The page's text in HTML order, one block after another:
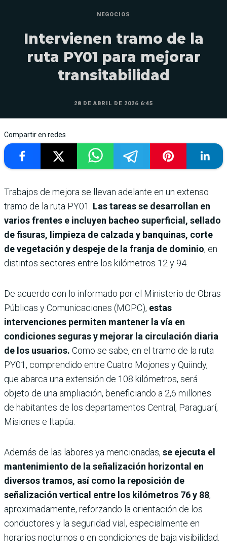
NEGOCIOS
Intervienen tramo de la
ruta PY01 para mejorar
transitabilidad
28 DE ABRIL DE 2026 6:45
Compartir en redes
Trabajos de mejora se llevan adelante en un extenso
tramo de la ruta PY01. Las tareas se desarrollan en
varios frentes e incluyen bacheo superficial, sellado
de fisuras, limpieza de calzada y banquinas, corte
de vegetación y despeje de la franja de dominio, en
distintos sectores entre los kilómetros 12 y 94.
De acuerdo con lo informado por el Ministerio de Obras
Públicas y Comunicaciones (MOPC), estas
intervenciones permiten mantener la vía en
condiciones seguras y mejorar la circulación diaria
de los usuarios. Como se sabe, en el tramo de la ruta
PY01, comprendido entre Cuatro Mojones y Quiindy,
que abarca una extensión de 108 kilómetros, será
objeto de una ampliación, beneficiando a 2,6 millones
de habitantes de los departamentos Central, Paraguarí,
Misiones e Itapúa.
Además de las labores ya mencionadas, se ejecuta el
mantenimiento de la señalización horizontal en
diversos tramos, así como la reposición de
señalización vertical entre los kilómetros 76 y 88,
aproximadamente, reforzando la orientación de los
conductores y la seguridad vial, especialmente en
horarios nocturnos o en condiciones de baja visibilidad.